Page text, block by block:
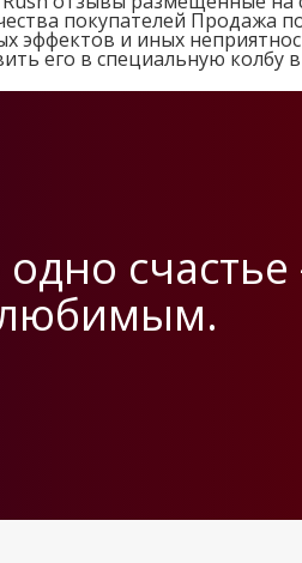
покупателей Продажа
и иных
его в специальную колбу